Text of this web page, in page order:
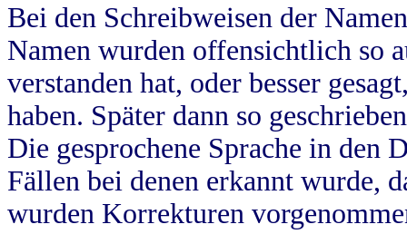
Bei den Schreibweisen der
Namen wurden offensichtlich so
verstanden hat, oder besser
haben. Später dann so
Die gesprochene Sprache in
Fällen bei denen erkannt wurde,
wurden Korrekturen